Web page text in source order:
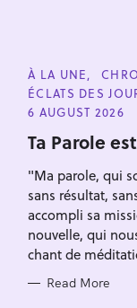
C
A
T
E
O
R
E
S
À LA UNE
ÉCLATS DES
6 AUGUST 2026
Ta Parole
"Ma parole, qui
sans résultat,
accompli sa
nouvelle, qui
chant de
Read More